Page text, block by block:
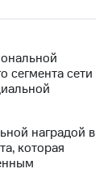
сегмента сети
наградой в
которая